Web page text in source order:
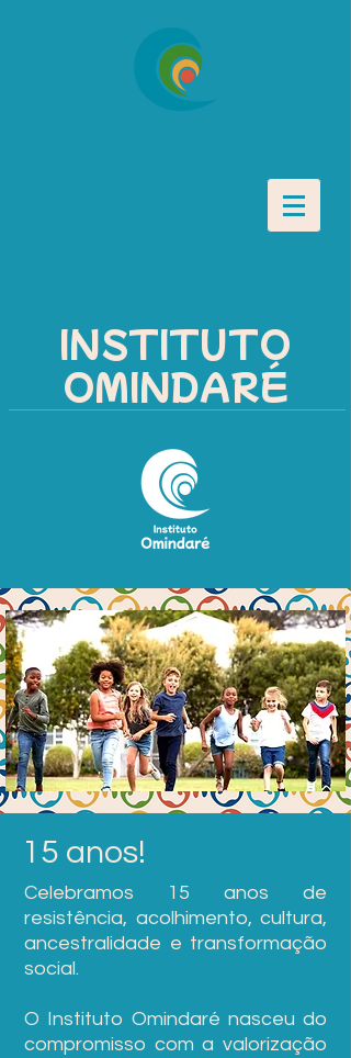
INSTITUTO
OMINDARÉ
15 anos!
Celebramos 15 anos de
resistência, acolhimento, cultura,
ancestralidade e transformação
social.
O Instituto Omindaré nasceu do
compromisso com a valorização